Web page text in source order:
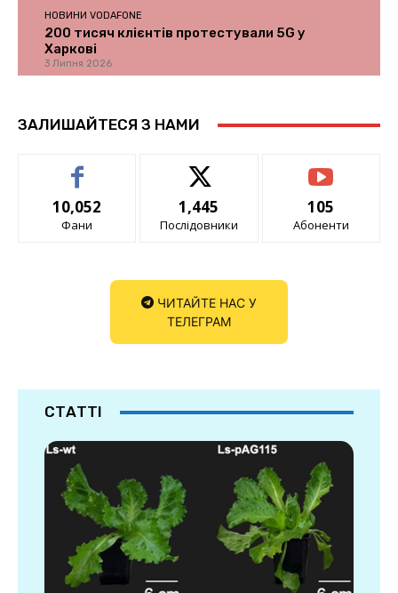
НОВИНИ VODAFONE
200 тисяч клієнтів протестували 5G у
Харкові
3 Липня 2026
ЗАЛИШАЙТЕСЯ З НАМИ
10,052
Фани
1,445
Послідовники
105
Абоненти
ЧИТАЙТЕ НАС У
ТЕЛЕГРАМ
СТАТТІ